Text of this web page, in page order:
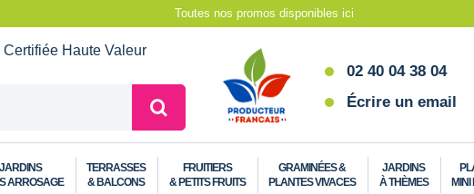
Toutes nos promos disponibles ici
Certifiée Haute Valeur
02 40 04 38 04
Écrire un email
JARDINS
ARROSAGE
TERRASSES
& BALCONS
FRUITIERS
& PETITS FRUITS
GRAMINÉES &
PLANTES VIVACES
JARDINS
À THÈMES
MINI